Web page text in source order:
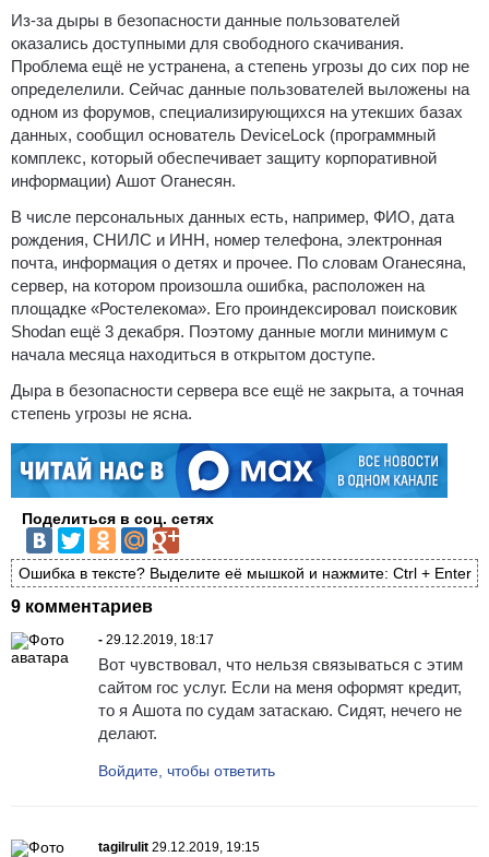
Из-за дыры в безопасности данные пользователей
оказались доступными для свободного скачивания.
Проблема ещё не устранена, а степень угрозы до сих пор не
определелили. Сейчас данные пользователей выложены на
одном из форумов, специализирующихся на утекших базах
данных, сообщил основатель DeviceLock (программный
комплекс, который обеспечивает защиту корпоративной
информации) Ашот Оганесян.
В числе персональных данных есть, например, ФИО, дата
рождения, СНИЛС и ИНН, номер телефона, электронная
почта, информация о детях и прочее. По словам Оганесяна,
сервер, на котором произошла ошибка, расположен на
площадке «Ростелекома». Его проиндексировал поисковик
Shodan ещё 3 декабря. Поэтому данные могли минимум с
начала месяца находиться в открытом доступе.
Дыра в безопасности сервера все ещё не закрыта, а точная
степень угрозы не ясна.
Поделиться в соц. сетях
Ошибка в тексте? Выделите её мышкой и нажмите: Ctrl + Enter
9 комментариев
- 29.12.2019, 18:17
Вот чувствовал, что нельзя связываться с этим
сайтом гос услуг. Если на меня оформят кредит,
то я Ашота по судам затаскаю. Сидят, нечего не
делают.
Войдите, чтобы ответить
tagilrulit 29.12.2019, 19:15